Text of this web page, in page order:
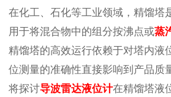
在化工、石化等工业领域，精馏塔
用于将混合物中的组分按沸点或蒸
精馏塔的高效运行依赖于对塔内液
位测量的准确性直接影响到产品质
将探讨导波雷达液位计在精馏塔液